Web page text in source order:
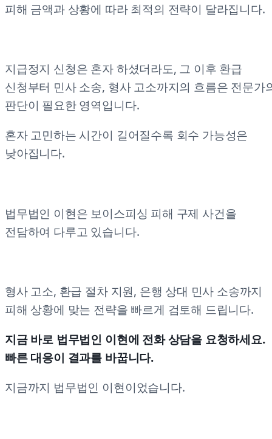
피해 금액과 상황에 따라 최적의 전략이 달라집니다.
지급정지 신청은 혼자 하셨더라도, 그 이후 환급
신청부터 민사 소송, 형사 고소까지의 흐름은 전문가
판단이 필요한 영역입니다.
혼자 고민하는 시간이 길어질수록 회수 가능성은
낮아집니다.
법무법인 이현은 보이스피싱 피해 구제 사건을
전담하여 다루고 있습니다.
형사 고소, 환급 절차 지원, 은행 상대 민사 소송까지
피해 상황에 맞는 전략을 빠르게 검토해 드립니다.
지금 바로 법무법인 이현에 전화 상담을 요청하세요.
빠른 대응이 결과를 바꿉니다.
지금까지 법무법인 이현이었습니다.